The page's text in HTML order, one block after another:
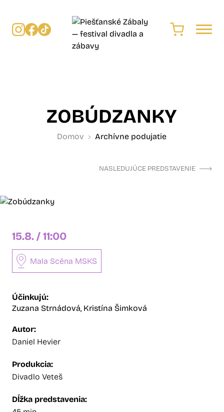
ZOBÚDZANKY
Domov Archívne podujatie
NASLEDUJÚCE PREDSTAVENIE
15.8. / 11:00
Mala Scéna MSKS
Účinkujú:
Zuzana Strnádová, Kristína Šimková
Autor:
Daniel Hevier
Produkcia:
Divadlo Veteš
Dĺžka predstavenia: